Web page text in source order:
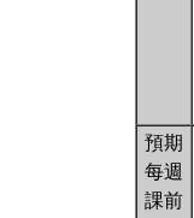
預期
每週
課前